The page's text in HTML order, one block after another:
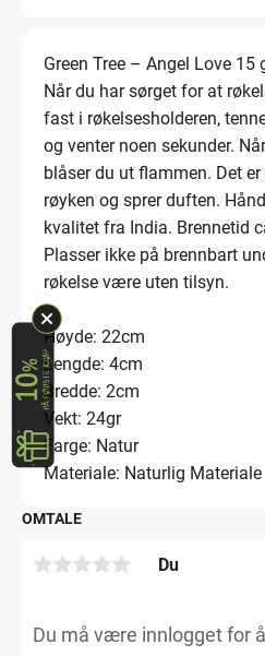
Green Tree – Angel Love 15
Når du har sørget for at
fast i røkelsesholderen,
og venter noen sekunder.
blåser du ut flammen. Det
røyken og sprer duften.
kvalitet fra India. Brennetid
Plasser ikke på brennbart
røkelse være uten tilsyn.
Høyde: 22cm
Lengde: 4cm
Bredde: 2cm
Vekt: 24gr
Farge: Natur
Materiale: Naturlig Materiale
OMTALE
Du